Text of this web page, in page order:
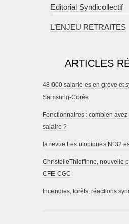
Editorial Syndicollectif
L’ENJEU RETRAITES
ARTICLES
48 000 salarié-es en grève et
Samsung-Corée
Fonctionnaires : combien
salaire ?
la revue Les utopiques N°32
ChristelleThieffinne, nouvelle
CFE-CGC
Incendies, forêts, réactions